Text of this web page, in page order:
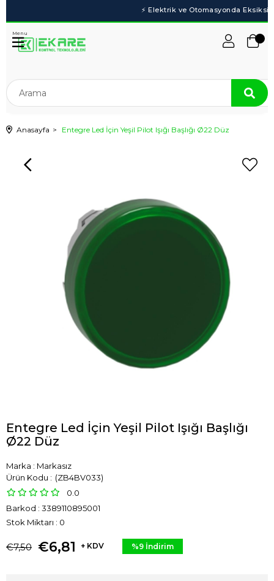
Menu
Anasayfa Entegre Led İçin Yeşil Pilot Işığı Başlığı Ø22 Düz
Entegre Led İçin Yeşil Pilot Işığı Başlığı
Ø22 Düz
Marka : Markasız
(ZB4BV033)
0.0
Barkod : 3389110895001
Stok Miktarı : 0
€7,50 €6,81 + KDV %9 İndirim